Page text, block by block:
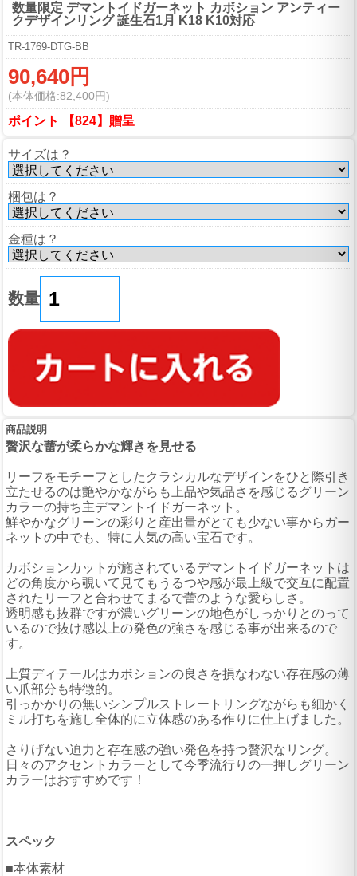
数量限定 デマントイドガーネット カボション アンティー
クデザインリング 誕生石1月 K18 K10対応
TR-1769-DTG-BB
90,640円
(本体価格:82,400円)
ポイント 【824】贈呈
サイズは？
梱包は？
金種は？
数量
商品説明
贅沢な蕾が柔らかな輝きを見せる
リーフをモチーフとしたクラシカルなデザインをひと際引き
立たせるのは艶やかながらも上品や気品さを感じるグリーン
カラーの持ち主デマントイドガーネット。
鮮やかなグリーンの彩りと産出量がとても少ない事からガー
ネットの中でも、特に人気の高い宝石です。
カボションカットが施されているデマントイドガーネットは
どの角度から覗いて見てもうるつや感が最上級で交互に配置
されたリーフと合わせてまるで蕾のような愛らしさ。
透明感も抜群ですが濃いグリーンの地色がしっかりとのって
いるので抜け感以上の発色の強さを感じる事が出来るので
す。
上質ディテールはカボションの良さを損なわない存在感の薄
い爪部分も特徴的。
引っかかりの無いシンプルストレートリングながらも細かく
ミル打ちを施し全体的に立体感のある作りに仕上げました。
さりげない迫力と存在感の強い発色を持つ贅沢なリング。
日々のアクセントカラーとして今季流行りの一押しグリーン
カラーはおすすめです！
スペック
■本体素材